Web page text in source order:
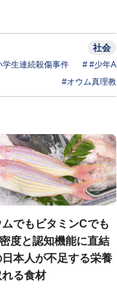
社会
学生連続殺傷事件
# #少年A
#オウム真理教
でもビタミンCでも
度と認知機能に直結
日本人が不足する栄養
る食材